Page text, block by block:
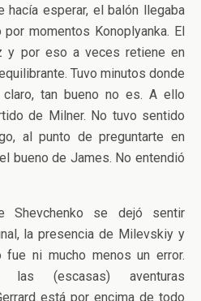
esperar, el balón llegaba
momentos Konoplyanka. El
y por eso a veces retiene en
Tuvo minutos donde
tan bueno no es. A ello
de Milner. No tuvo sentido
al punto de preguntarte en
bueno de James. No entendió
Shevchenko se dejó sentir
la presencia de Milevskiy y
ni mucho menos un error.
las (escasas) aventuras
está por encima de todo